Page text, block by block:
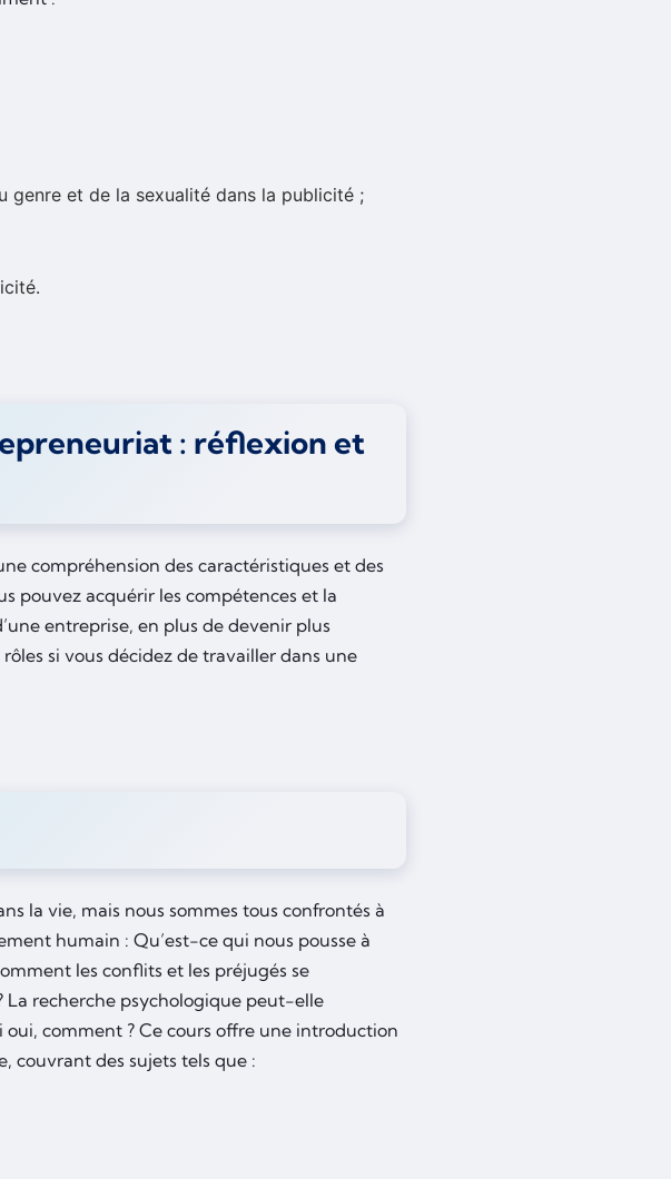
genre et de la sexualité dans la publicité ;
: réflexion et
compréhension des caractéristiques et des
pouvez acquérir les compétences et la
entreprise, en plus de devenir plus
si vous décidez de travailler dans une
la vie, mais nous sommes tous confrontés à
humain : Qu’est-ce qui nous pousse à
les conflits et les préjugés se
recherche psychologique peut-elle
comment ? Ce cours offre une introduction
couvrant des sujets tels que :